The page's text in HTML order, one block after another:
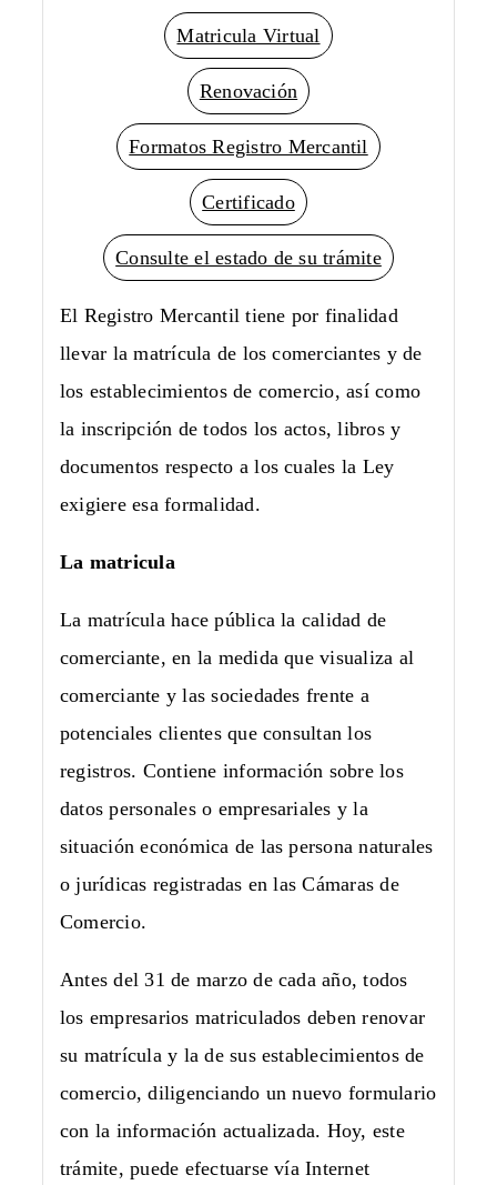
Matricula Virtual
Renovación
Formatos Registro Mercantil
Certificado
Consulte el estado de su trámite
El Registro Mercantil tiene por finalidad
llevar la matrícula de los comerciantes y de
los establecimientos de comercio, así como
la inscripción de todos los actos, libros y
documentos respecto a los cuales la Ley
exigiere esa formalidad.
La matricula
La matrícula hace pública la calidad de
comerciante, en la medida que visualiza al
comerciante y las sociedades frente a
potenciales clientes que consultan los
registros. Contiene información sobre los
datos personales o empresariales y la
situación económica de las persona naturales
o jurídicas registradas en las Cámaras de
Comercio.
Antes del 31 de marzo de cada año, todos
los empresarios matriculados deben renovar
su matrícula y la de sus establecimientos de
comercio, diligenciando un nuevo formulario
con la información actualizada. Hoy, este
trámite, puede efectuarse vía Internet